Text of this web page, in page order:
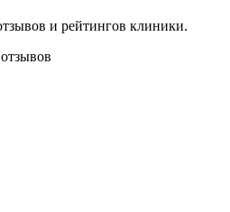
и рейтингов клиники.